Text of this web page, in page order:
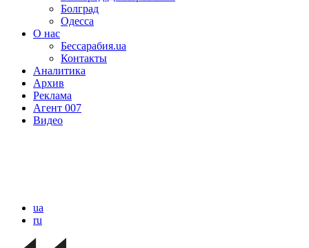
Болград
Одесса
О нас
Бессарабия.ua
Контакты
Аналитика
Архив
Реклама
Агент 007
Видео
ua
ru